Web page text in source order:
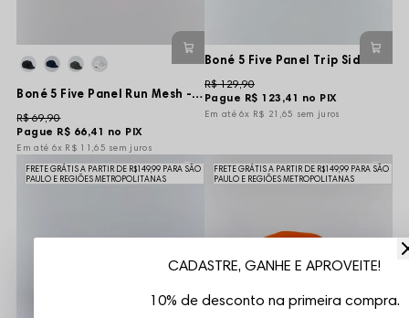
Boné 5 Five Panel Run Mesh - Salmão/Branca/Preto - Aba Curta e Flexível
Pague R$ 66,41 no PIX
R$ 69,90
6x R$ 11,65 sem juros
Pague R$ 123,41 no PIX
R$ 129,90
6x R$ 21,65 sem juros
FRETE GRÁTIS A PARTIR DE R$149,99 PARA SÃO
PAULO E REGIÕES METROPOLITANAS
FRETE GRÁTIS A PARTIR DE R$149,99 PARA SÃO
PAULO E REGIÕES METROPOLITANAS
CADASTRE, GANHE E APROVEITE!
10% de desconto na primeira compra.